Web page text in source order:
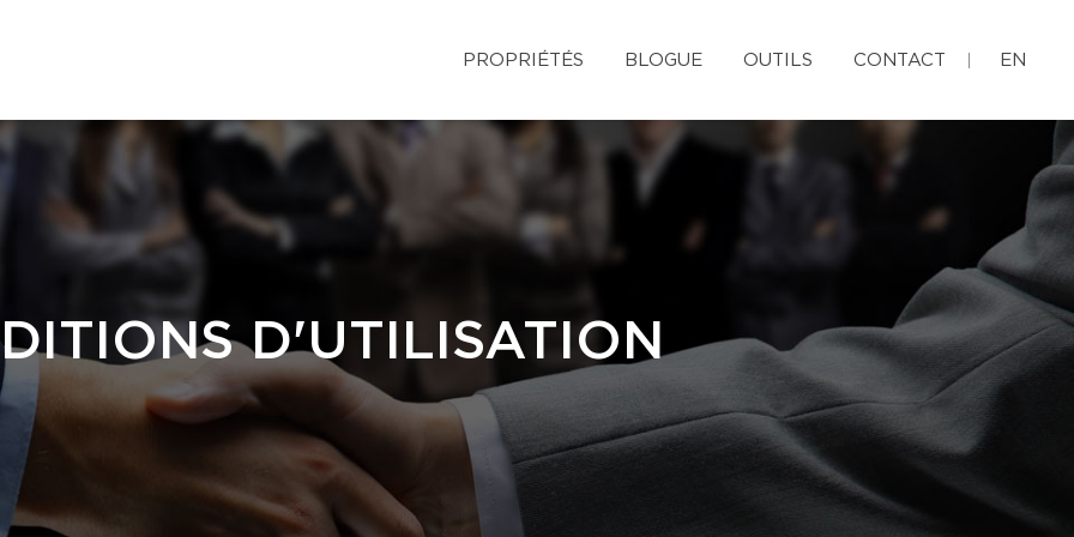
PROPRIÉTÉS BLOGUE OUTILS CONTACT EN
D'UTILISATION